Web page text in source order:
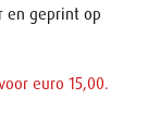
en geprint op
euro 15,00.